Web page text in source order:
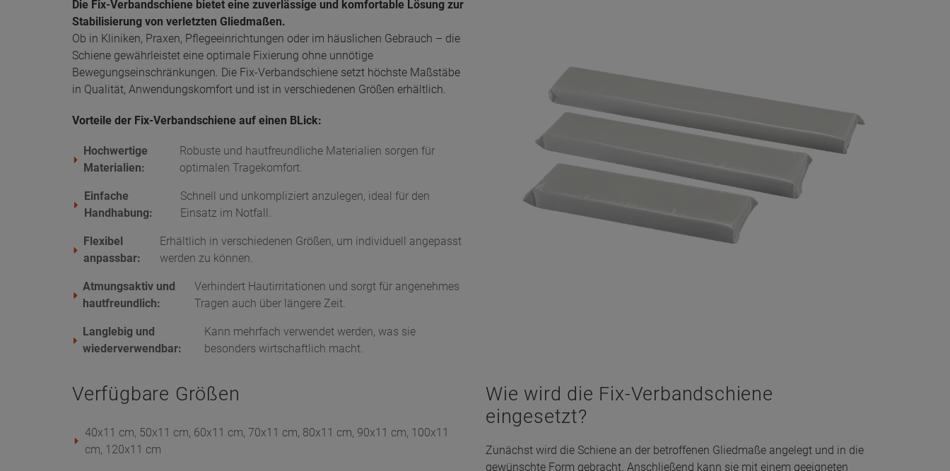
Die Fix-Verbandschiene bietet eine zuverlässige und komfortable Lösung zur
Stabilisierung von verletzten Gliedmaßen.
Ob in Kliniken, Praxen, Pflegeeinrichtungen oder im häuslichen Gebrauch – die
Schiene gewährleistet eine optimale Fixierung ohne unnötige
Bewegungseinschränkungen. Die Fix-Verbandschiene setzt höchste Maßstäbe
in Qualität, Anwendungskomfort und ist in verschiedenen Größen erhältlich.
Vorteile der Fix-Verbandschiene auf einen BLick:
Hochwertige
Materialien:
Robuste und hautfreundliche Materialien sorgen für
optimalen Tragekomfort.
Einfache
Handhabung:
Schnell und unkompliziert anzulegen, ideal für den
Einsatz im Notfall.
Flexibel
anpassbar:
Erhältlich in verschiedenen Größen, um individuell angepasst
werden zu können.
Atmungsaktiv und
hautfreundlich:
Verhindert Hautirritationen und sorgt für angenehmes
Tragen auch über längere Zeit.
Langlebig und
wiederverwendbar:
Kann mehrfach verwendet werden, was sie
besonders wirtschaftlich macht.
Verfügbare Größen
40x11 cm, 50x11 cm, 60x11 cm, 70x11 cm, 80x11 cm, 90x11 cm, 100x11
cm, 120x11 cm
Wie wird die Fix-Verbandschiene
eingesetzt?
Zunächst wird die Schiene an der betroffenen Gliedmaße angelegt und in die
gewünschte Form gebracht. Anschließend kann sie mit einem geeigneten